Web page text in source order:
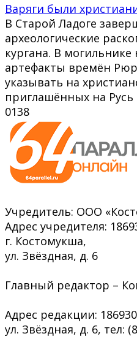
Варяги были
В Старой Ладоге
археологические
кургана. В
артефакты времён
указывать на
приглашённых на Русь
0138
Учредитель: ООО
Адрес учредителя:
г. Костомукша,
ул. Звёздная, д. 6
Главный редактор –
Адрес редакции:
ул. Звёздная, д. 6, тел: